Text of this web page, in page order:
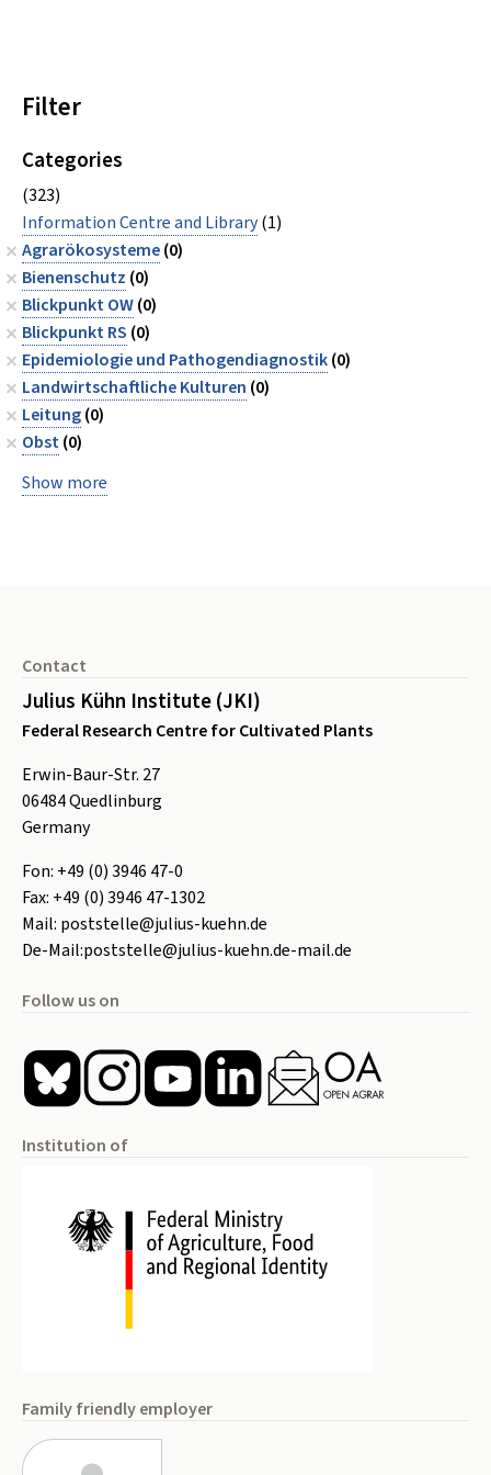
Filter
Categories
(323)
Information Centre and Library(1)
Agrarökosysteme(0)
Bienenschutz (0)
Blickpunkt OW(0)
Blickpunkt RS (0)
Epidemiologie und Pathogendiagnostik(0)
Landwirtschaftliche Kulturen (0)
Leitung(0)
Obst(0)
Show more
Contact
Julius Kühn Institute (JKI)
Federal Research Centre for Cultivated Plants
Erwin-Baur-Str. 27
06484Quedlinburg
Germany
Fon: +49 (0) 3946 47-0
Fax: +49 (0) 3946 47-1302
Mail: poststelle@julius-kuehn.de
De-Mail:poststelle@julius-kuehn.de-mail.de
Follow us on
Institution of
Family friendly employer